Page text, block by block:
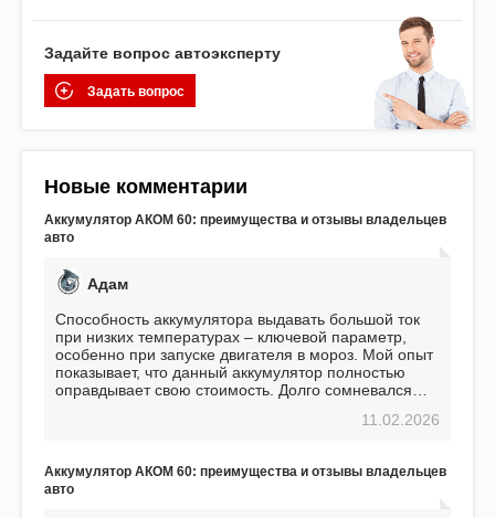
Задайте вопрос автоэксперту
Задать вопрос
Новые комментарии
Аккумулятор АКОМ 60: преимущества и отзывы владельцев
авто
Адам
Способность аккумулятора выдавать большой ток
при низких температурах – ключевой параметр,
особенно при запуске двигателя в мороз. Мой опыт
показывает, что данный аккумулятор полностью
оправдывает свою стоимость. Долго сомневался
пожалел. Считаю, что это отличное вложение,11.02.2026
Аккумулятор АКОМ 60: преимущества и отзывы владельцев
авто